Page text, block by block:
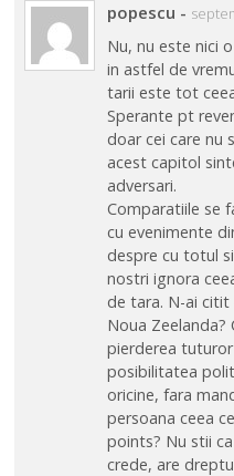
popescu -
Nu, nu este nici
in astfel de
tarii este tot
Sperante pt
doar cei care nu
acest capitol
adversari.
Comparatiile se
cu evenimente
despre cu totul
nostri ignora
de tara. N-ai citit
Noua Zeelanda?
pierderea
posibilitatea
oricine, fara
persoana ceea
points? Nu stii
crede, are